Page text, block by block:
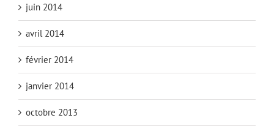
juin 2014
avril 2014
février 2014
janvier 2014
octobre 2013